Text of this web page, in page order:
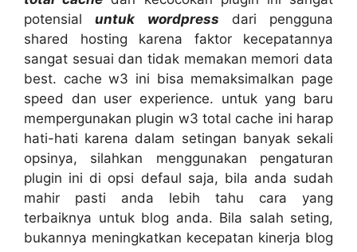
potensialuntuk wordpress dari pengguna
shared hosting karena faktor kecepatannya
sangat sesuai dan tidak memakan memori data
best. cache w3 ini bisa memaksimalkan page
speed dan user experience. untuk yang baru
mempergunakan plugin w3 total cache ini harap
hati-hati karena dalam setingan banyak sekali
opsinya, silahkan menggunakan pengaturan
plugin ini di opsi defaul saja, bila anda sudah
mahir pasti anda lebih tahu cara yang
terbaiknya untuk blog anda. Bila salah seting,
bukannya meningkatkan kecepatan kinerja blog